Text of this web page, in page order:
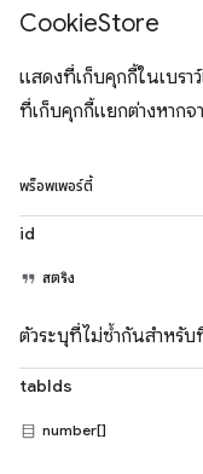
CookieStore
แสดงที่เก็บคุกกี้ในเบรา
ที่เก็บคุกกี้แยกต่างหาก
พร็อพเพอร์ตี้
id
สตริง
ตัวระบุที่ไม่ซ้ำกันสำหรับ
tabIds
number[]